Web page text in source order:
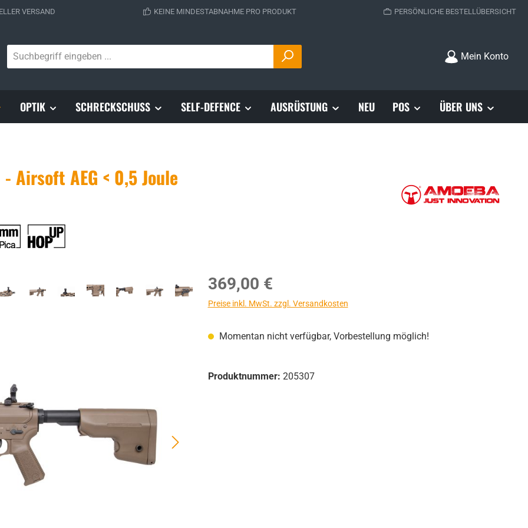
VERSAND KEINE MINDESTABNAHME PRO PRODUKT PERSÖNLICHE BESTELLÜBERSICHT
Mein Konto
OPTIK SCHRECKSCHUSS SELF-DEFENCE AUSRÜSTUNG NEU POS ÜBER UNS
Airsoft AEG < 0,5 Joule
Regulärer Preis:
369,00 €
Preise inkl. MwSt. zzgl. Versandkosten
Momentan nicht verfügbar, Vorbestellung möglich!
Produktnummer: 205307